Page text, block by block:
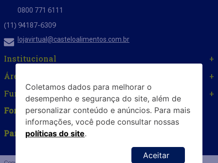
0800 771 6111
(11) 94187-6309
lojavirtual@casteloalimentos.com.br
Institucional
+
Área do cliente
+
Funcionamento Loja de Fábrica
+
Formas de Pagamento
Parceiro
Coletamos dados para melhorar o
desempenho e segurança do site, além de
personalizar conteúdo e anúncios. Para mais
informações, você pode consultar nossas
políticas do site.